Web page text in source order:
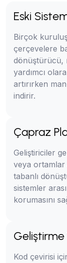
Eski
Birçok
çerçevelere
dönüştürücü,
yardımcı
artırırken
indirir.
Çapraz
Geliştiriciler
veya ortamlar
tabanlı
sistemler
korumasını
Geliştirme
Kod çevirisi